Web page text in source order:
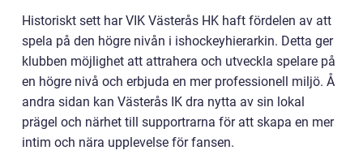
Historiskt sett har VIK Västerås HK haft fördelen av att
spela på den högre nivån i ishockeyhierarkin. Detta ger
klubben möjlighet att attrahera och utveckla spelare på
en högre nivå och erbjuda en mer professionell miljö. Å
andra sidan kan Västerås IK dra nytta av sin lokal
prägel och närhet till supportrarna för att skapa en mer
intim och nära upplevelse för fansen.